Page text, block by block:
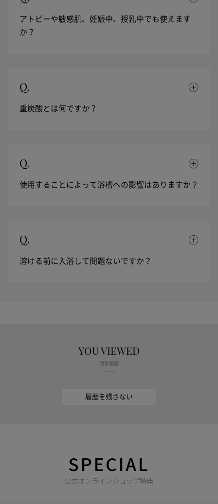
アトピーや敏感肌、妊娠中、授乳中でも使えます
か？
Q.
重炭酸とは何ですか？
Q.
使用することによって浴槽への影響はありますか？
Q.
溶ける前に入浴して問題ないですか？
YOU VIEWED
閲覧履歴
履歴を残さない
SPECIAL
公式オンラインショップ特典